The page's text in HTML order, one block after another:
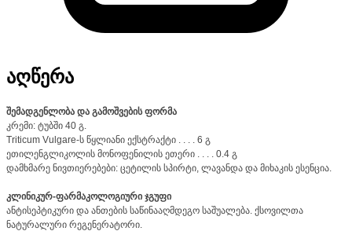
აღწერა
შემადგენლობა და გამოშვების ფორმა
კრემი: ტუბში 40 გ.
Triticum Vulgare-ს წყლიანი ექსტრაქტი . . . . 6 გ
ეთილენგლიკოლის მონოფენილის ეთერი . . . . 0.4 გ
დამხმარე ნივთიერებები: ცეტილის სპირტი, ლავანდა და მიხაკის ესენცია.
კლინიკურ-ფარმაკოლოგიური ჯგუფი
ანტისეპტიკური და ანთების საწინააღმდეგო საშუალება. ქსოვილთა
ნატურალური რეგენერატორი.